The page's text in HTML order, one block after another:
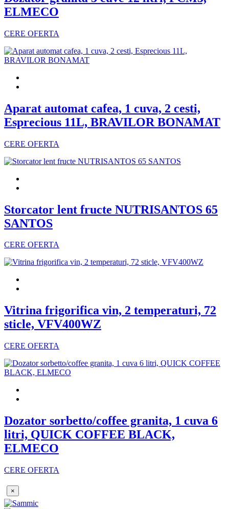
ELMECO
CERE OFERTA
Aparat automat cafea, 1 cuva, 2 cesti,
Esprecious 11L, BRAVILOR BONAMAT
CERE OFERTA
Storcator lent fructe NUTRISANTOS 65
SANTOS
CERE OFERTA
Vitrina frigorifica vin, 2 temperaturi, 72
sticle, VFV400WZ
CERE OFERTA
Dozator sorbetto/coffee granita, 1 cuva 6
litri, QUICK COFFEE BLACK,
ELMECO
CERE OFERTA
×